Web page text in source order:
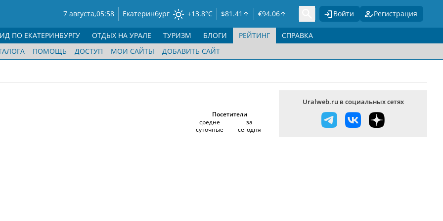
7 августа,05:58 Екатеринбург +13.8°C $81.41 €94.06 Войти Регистрация
ПО ЕКАТЕРИНБУРГУ ОТДЫХ НА УРАЛЕ ТУРИЗМ БЛОГИ
РЕЙТИНГ
ПОМОЩЬ ДОСТУП МОИ САЙТЫ ДОБАВИТЬ САЙТ
СПРАВКА
Посетители
cредне
суточные
за
сегодня
Uralweb.ru в социальных сетях